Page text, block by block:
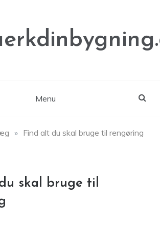
Menu
» Find alt du skal bruge til rengøring
skal bruge til